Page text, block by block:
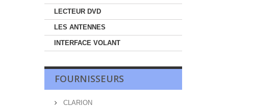
LECTEUR DVD
LES ANTENNES
INTERFACE VOLANT
FOURNISSEURS
CLARION